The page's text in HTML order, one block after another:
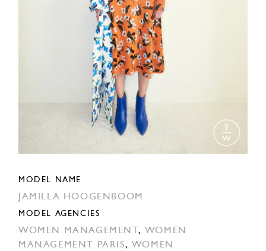
MODEL NAME
JAMILLA HOOGENBOOM
MODEL AGENCIES
WOMEN MANAGEMENT , WOMEN
MANAGEMENT PARIS, WOMEN